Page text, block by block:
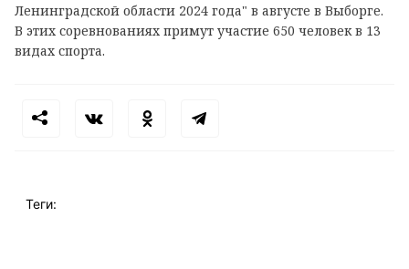
Ленинградской области 2024 года" в августе в Выборге.
В этих соревнованиях примут участие 650 человек в 13
видах спорта.
Теги: